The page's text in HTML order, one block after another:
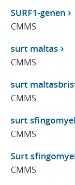
SURF1-genen
CMMS
surt maltas
CMMS
surt
CMMS
surt
CMMS
Surt
CMMS